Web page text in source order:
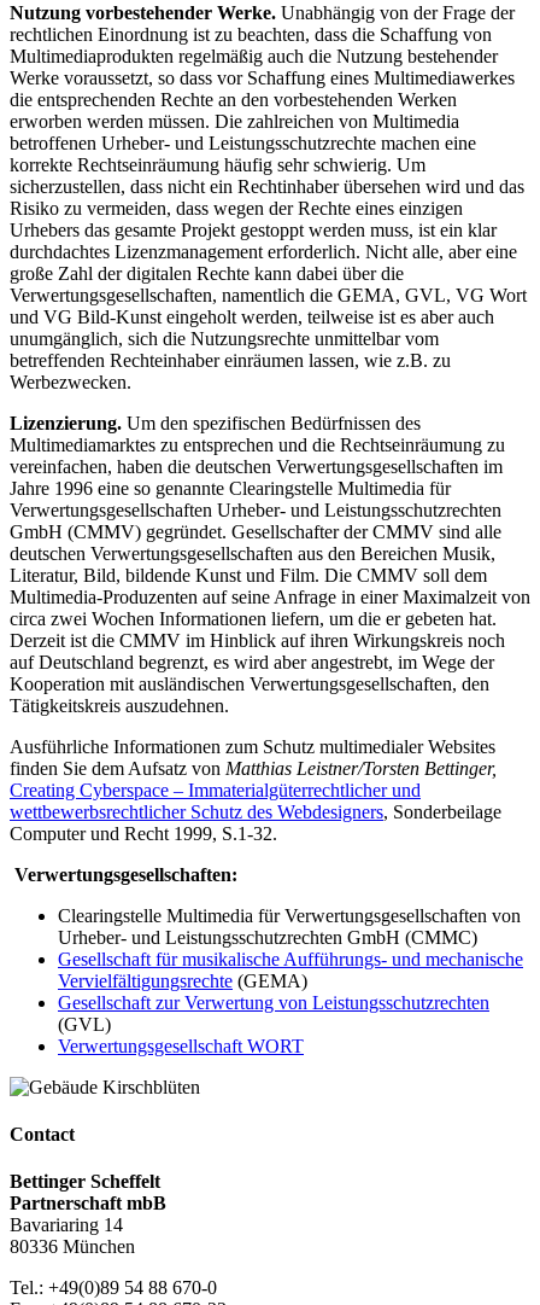
Nutzung vorbestehender Werke. Unabhängig von der Frage der
rechtlichen Einordnung ist zu beachten, dass die Schaffung von
Multimediaprodukten regelmäßig auch die Nutzung bestehender
Werke voraussetzt, so dass vor Schaffung eines Multimediawerkes
die entsprechenden Rechte an den vorbestehenden Werken
erworben werden müssen. Die zahlreichen von Multimedia
betroffenen Urheber- und Leistungsschutzrechte machen eine
korrekte Rechtseinräumung häufig sehr schwierig. Um
sicherzustellen, dass nicht ein Rechtinhaber übersehen wird und das
Risiko zu vermeiden, dass wegen der Rechte eines einzigen
Urhebers das gesamte Projekt gestoppt werden muss, ist ein klar
durchdachtes Lizenzmanagement erforderlich. Nicht alle, aber eine
große Zahl der digitalen Rechte kann dabei über die
Verwertungsgesellschaften, namentlich die GEMA, GVL, VG Wort
und VG Bild-Kunst eingeholt werden, teilweise ist es aber auch
unumgänglich, sich die Nutzungsrechte unmittelbar vom
betreffenden Rechteinhaber einräumen lassen, wie z.B. zu
Werbezwecken.
Lizenzierung. Um den spezifischen Bedürfnissen des
Multimediamarktes zu entsprechen und die Rechtseinräumung zu
vereinfachen, haben die deutschen Verwertungsgesellschaften im
Jahre 1996 eine so genannte Clearingstelle Multimedia für
Verwertungsgesellschaften Urheber- und Leistungsschutzrechten
GmbH (CMMV) gegründet. Gesellschafter der CMMV sind alle
deutschen Verwertungsgesellschaften aus den Bereichen Musik,
Literatur, Bild, bildende Kunst und Film. Die CMMV soll dem
Multimedia-Produzenten auf seine Anfrage in einer Maximalzeit von
circa zwei Wochen Informationen liefern, um die er gebeten hat.
Derzeit ist die CMMV im Hinblick auf ihren Wirkungskreis noch
auf Deutschland begrenzt, es wird aber angestrebt, im Wege der
Kooperation mit ausländischen Verwertungsgesellschaften, den
Tätigkeitskreis auszudehnen.
Ausführliche Informationen zum Schutz multimedialer Websites
finden Sie dem Aufsatz von Matthias Leistner/Torsten Bettinger,
Creating Cyberspace – Immaterialgüterrechtlicher und
wettbewerbsrechtlicher Schutz des Webdesigners, Sonderbeilage
Computer und Recht 1999, S.1-32.
Verwertungsgesellschaften:
Clearingstelle Multimedia für Verwertungsgesellschaften von
Urheber- und Leistungsschutzrechten GmbH (CMMC)
Gesellschaft für musikalische Aufführungs- und mechanische
Vervielfältigungsrechte (GEMA)
Gesellschaft zur Verwertung von Leistungsschutzrechten
(GVL)
Verwertungsgesellschaft WORT
Contact
Bettinger Scheffelt
Partnerschaft mbB
Bavariaring 14
80336 München
Tel.: +49(0)89 54 88 670-0